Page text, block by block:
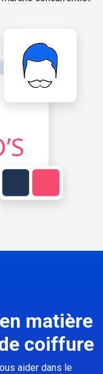
matière
coiffure
aider dans le